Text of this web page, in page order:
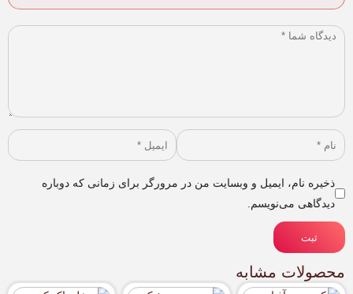
ذخیره نام، ایمیل و وبسایت من در مرورگر برای زمانی که دوباره
دیدگاهی می‌نویسم.
ثبت
محصولات مشابه